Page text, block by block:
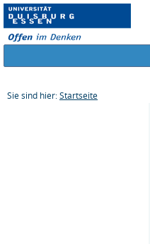
Sie sind hier: Startseite